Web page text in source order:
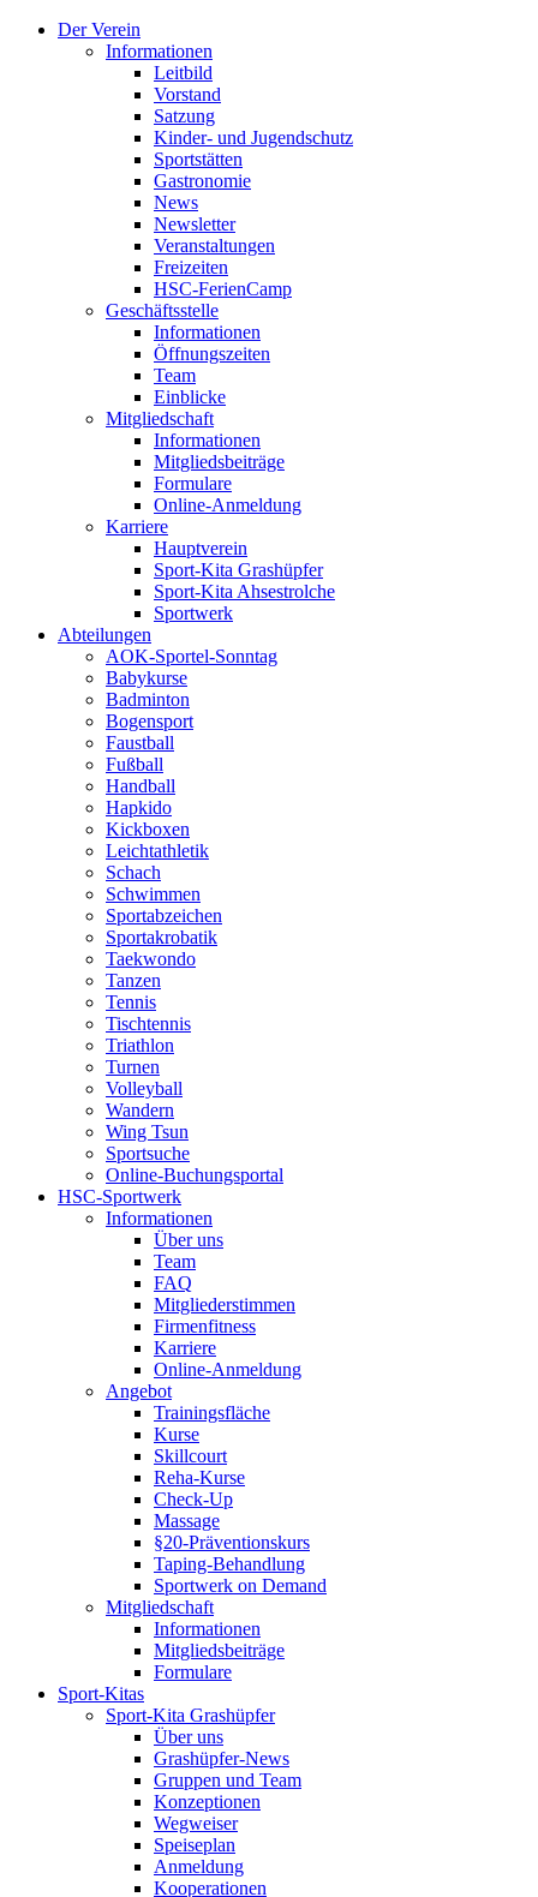
Der Verein
Informationen
Leitbild
Vorstand
Satzung
Kinder- und Jugendschutz
Sportstätten
Gastronomie
News
Newsletter
Veranstaltungen
Freizeiten
HSC-FerienCamp
Geschäftsstelle
Informationen
Öffnungszeiten
Team
Einblicke
Mitgliedschaft
Informationen
Mitgliedsbeiträge
Formulare
Online-Anmeldung
Karriere
Hauptverein
Sport-Kita Grashüpfer
Sport-Kita Ahsestrolche
Sportwerk
Abteilungen
AOK-Sportel-Sonntag
Babykurse
Badminton
Bogensport
Faustball
Fußball
Handball
Hapkido
Kickboxen
Leichtathletik
Schach
Schwimmen
Sportabzeichen
Sportakrobatik
Taekwondo
Tanzen
Tennis
Tischtennis
Triathlon
Turnen
Volleyball
Wandern
Wing Tsun
Sportsuche
Online-Buchungsportal
HSC-Sportwerk
Informationen
Über uns
Team
FAQ
Mitgliederstimmen
Firmenfitness
Karriere
Online-Anmeldung
Angebot
Trainingsfläche
Kurse
Skillcourt
Reha-Kurse
Check-Up
Massage
§20-Präventionskurs
Taping-Behandlung
Sportwerk on Demand
Mitgliedschaft
Informationen
Mitgliedsbeiträge
Formulare
Sport-Kitas
Sport-Kita Grashüpfer
Über uns
Grashüpfer-News
Gruppen und Team
Konzeptionen
Wegweiser
Speiseplan
Anmeldung
Kooperationen